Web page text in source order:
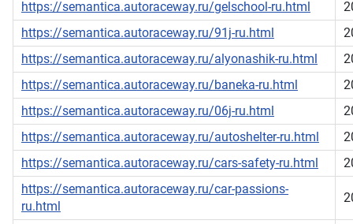
https://semantica.autoraceway.ru/gelschool-ru.html
https://semantica.autoraceway.ru/91j-ru.html
https://semantica.autoraceway.ru/alyonashik-ru.html
https://semantica.autoraceway.ru/baneka-ru.html
https://semantica.autoraceway.ru/06j-ru.html
https://semantica.autoraceway.ru/autoshelter-ru.html
https://semantica.autoraceway.ru/cars-safety-ru.html
https://semantica.autoraceway.ru/car-passions-
ru.html